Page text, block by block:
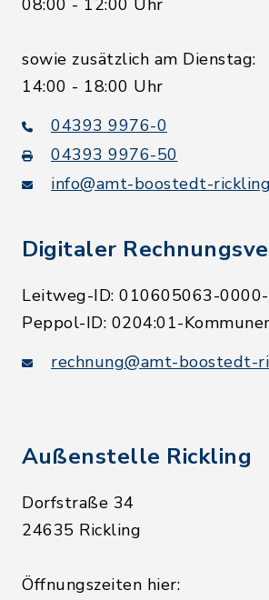
08:00 - 12:00 Uhr
sowie zusätzlich am Dienstag:
14:00 - 18:00 Uhr
04393 9976-0
04393 9976-50
info@amt-boostedt-
Digitaler
Leitweg-ID: 010605063-
Peppol-ID: 0204:01-
rechnung@amt-boostedt-
Außenstelle Rickling
Dorfstraße 34
24635 Rickling
Öffnungszeiten hier: